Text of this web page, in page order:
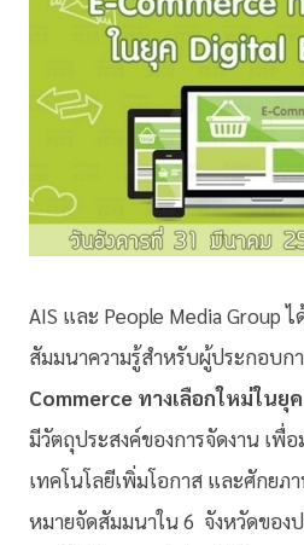
AIS และ People Media Group
สัมมนาความรู้สำหรับผู้ประกอบก
Commerce ทางเลือกใหม่ในยุ
มีวัตถุประสงค์ของการจัดงาน เพื่
เทคโนโลยีเพิ่มโอกาส และศักยภ
หมายจัดสัมมนาใน 6 จังหวัดของ